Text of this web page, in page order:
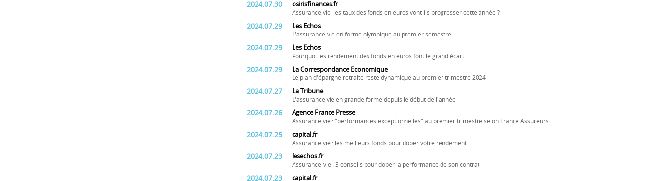
2024.07.30 osirisfinances.fr
Assurance vie; les taux des fonds en euros vont-ils progresser cette année ?
2024.07.29 Les Echos
L'assurance-vie en forme olympique au premier semestre
2024.07.29 Les Echos
Pourquoi les rendement des fonds en euros font le grand écart
2024.07.29 La Correspondance Economique
Le plan d'épargne retraite reste dynamique au premier trimestre 2024
2024.07.27 La Tribune
L'assurance vie en grande forme depuis le début de l'année
2024.07.26 Agence France Presse
Assurance vie : "performances exceptionnelles" au premier trimestre selon France Assureurs
2024.07.25 capital.fr
Assurance vie : les meilleurs fonds pour doper votre rendement
2024.07.23 lesechos.fr
Assurance-vie : 3 conseils pour doper la performance de son contrat
2024.07.23 capital.fr